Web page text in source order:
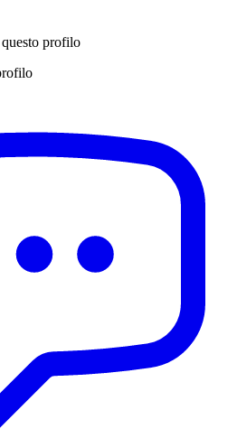
profilo